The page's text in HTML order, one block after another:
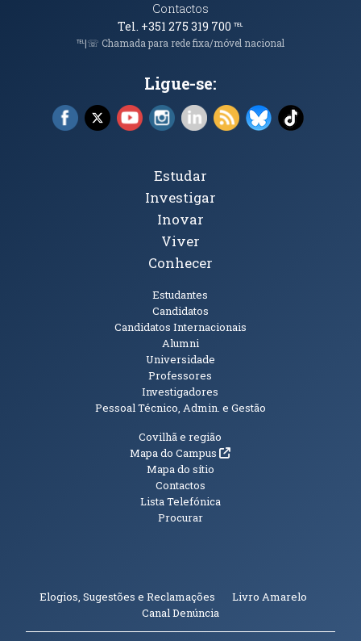
Contactos
Tel. +351 275 319 700℡
℡|☏ Chamada para rede fixa/móvel nacional
Ligue-se:
Facebook (abre em nova janela)
X (abre em nova janela)
YouTube (abre em nova janela)
Instagram (abre em nova janela)
LinkedIn (abre em nova
RSS (abre em nova
Bluesky (abre
TikTok
Tópicos Principais
Estudar
Investigar
Inovar
Viver
Conhecer
Estudantes
Candidatos
Candidatos Internacionais
Alumni
Universidade
Professores
Investigadores
Pessoal Técnico, Admin. e Gestão
Informações Adicionais
Covilhã e região
Mapa do Campus(abre em nova janela)
Mapa do sítio
Contactos
Lista Telefónica
Procurar
Elogios, Sugestões e Reclamações Livro Amarelo
Canal Denúncia(abre em nova janela)